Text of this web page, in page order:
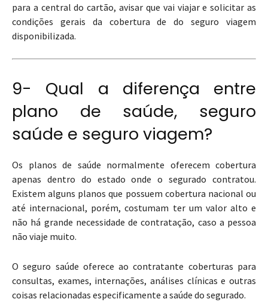
para a central do cartão, avisar que vai viajar e solicitar as
condições gerais da cobertura de do seguro viagem
disponibilizada.
9- Qual a diferença entre
plano de saúde, seguro
saúde e seguro viagem?
Os planos de saúde normalmente oferecem cobertura
apenas dentro do estado onde o segurado contratou.
Existem alguns planos que possuem cobertura nacional ou
até internacional, porém, costumam ter um valor alto e
não há grande necessidade de contratação, caso a pessoa
não viaje muito.
O seguro saúde oferece ao contratante coberturas para
consultas, exames, internações, análises clínicas e outras
coisas relacionadas especificamente a saúde do segurado.